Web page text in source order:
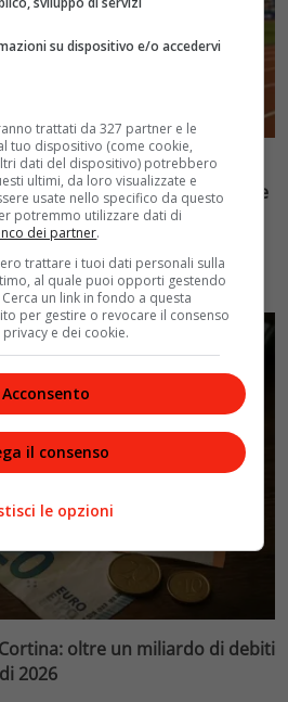
a Birmingham: Jacobs e
più numerosa di sempre
2026
oltre un miliardo di debiti
2026
su dispositivo e/o accedervi
trattati da 327 partner e le
tuo dispositivo (come cookie,
dati del dispositivo) potrebbero
ultimi, da loro visualizzate e
usate nello specifico da questo
potremmo utilizzare dati di
dei partner.
trattare i tuoi dati personali sulla
al quale puoi opporti gestendo
un link in fondo a questa
per gestire o revocare il consenso
e dei cookie.
Acconsento
il consenso
le opzioni